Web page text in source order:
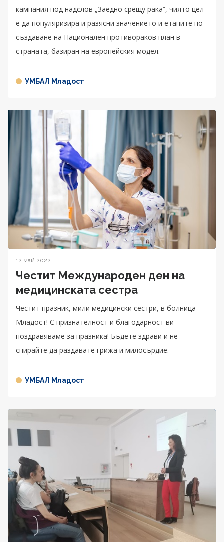
кампания под надслов „Заедно срещу рака“, чиято цел
е да популяризира и разясни значението и етапите по
създаване на Национален противораков план в
страната, базиран на европейския модел.
УМБАЛ Младост
12 май 2022
Честит Международен ден на
медицинската сестра
Честит празник, мили медицински сестри, в болница
Младост! С признателност и благодарност ви
поздравяваме за празника! Бъдете здрави и не
спирайте да раздавате грижа и милосърдие.
УМБАЛ Младост